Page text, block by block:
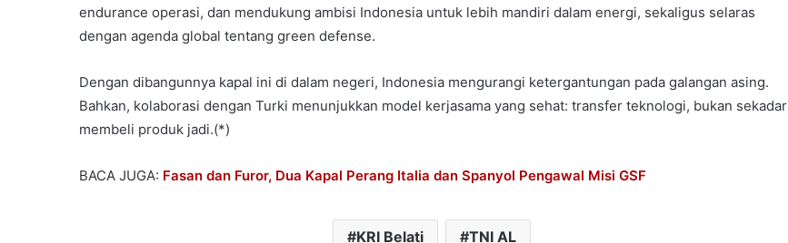
endurance operasi, dan mendukung ambisi Indonesia untuk lebih mandiri dalam energi, sekaligus selaras
dengan agenda global tentang green defense.
Dengan dibangunnya kapal ini di dalam negeri, Indonesia mengurangi ketergantungan pada galangan asing.
Bahkan, kolaborasi dengan Turki menunjukkan model kerjasama yang sehat: transfer teknologi, bukan sekadar
membeli produk jadi.(*)
BACA JUGA: Fasan dan Furor, Dua Kapal Perang Italia dan Spanyol Pengawal Misi GSF
KRI Belati TNI AL